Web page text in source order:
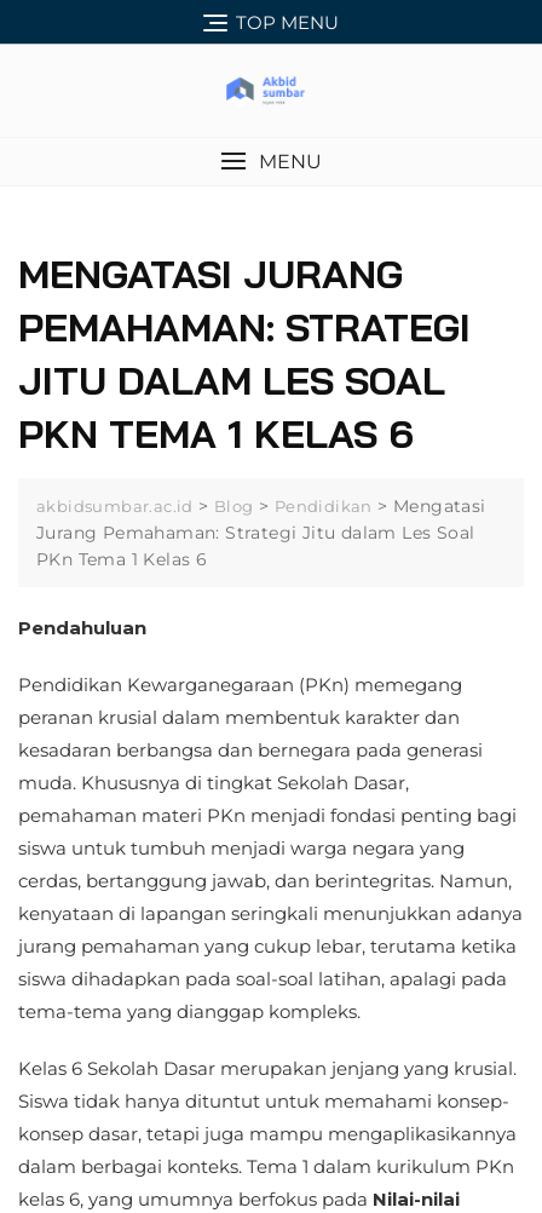
to
TOP MENU
MENU
MENGATASI JURANG
PEMAHAMAN: STRATEGI
JITU DALAM LES SOAL
PKN TEMA 1 KELAS 6
akbidsumbar.ac.id > Blog > Pendidikan > Mengatasi
Jurang Pemahaman: Strategi Jitu dalam Les Soal
PKn Tema 1 Kelas 6
Pendahuluan
Pendidikan Kewarganegaraan (PKn) memegang
peranan krusial dalam membentuk karakter dan
kesadaran berbangsa dan bernegara pada generasi
muda. Khususnya di tingkat Sekolah Dasar,
pemahaman materi PKn menjadi fondasi penting bagi
siswa untuk tumbuh menjadi warga negara yang
cerdas, bertanggung jawab, dan berintegritas. Namun,
kenyataan di lapangan seringkali menunjukkan adanya
jurang pemahaman yang cukup lebar, terutama ketika
siswa dihadapkan pada soal-soal latihan, apalagi pada
tema-tema yang dianggap kompleks.
Kelas 6 Sekolah Dasar merupakan jenjang yang krusial.
Siswa tidak hanya dituntut untuk memahami konsep-
konsep dasar, tetapi juga mampu mengaplikasikannya
dalam berbagai konteks. Tema 1 dalam kurikulum PKn
kelas 6, yang umumnya berfokus pada Nilai-nilai